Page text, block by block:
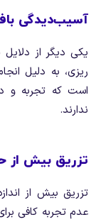
آسیب‌دیدگی
یکی دیگر از
ریزی، به دلیل
است که تجربه و
ندارند.
تزریق بیش از
تزریق بیش از
عدم تجربه کافی